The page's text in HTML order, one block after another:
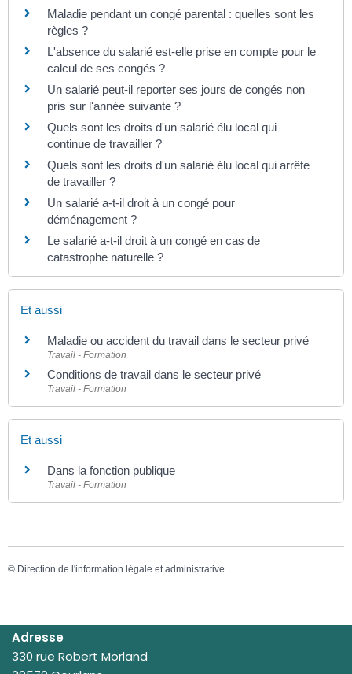
Maladie pendant un congé parental : quelles sont les
règles ?
L'absence du salarié est-elle prise en compte pour le
calcul de ses congés ?
Un salarié peut-il reporter ses jours de congés non
pris sur l'année suivante ?
Quels sont les droits d'un salarié élu local qui
continue de travailler ?
Quels sont les droits d'un salarié élu local qui arrête
de travailler ?
Un salarié a-t-il droit à un congé pour
déménagement ?
Le salarié a-t-il droit à un congé en cas de
catastrophe naturelle ?
Et aussi
Maladie ou accident du travail dans le secteur privé
Travail - Formation
Conditions de travail dans le secteur privé
Travail - Formation
Et aussi
Dans la fonction publique
Travail - Formation
© Direction de l'information légale et administrative
Adresse
330 rue Robert Morland